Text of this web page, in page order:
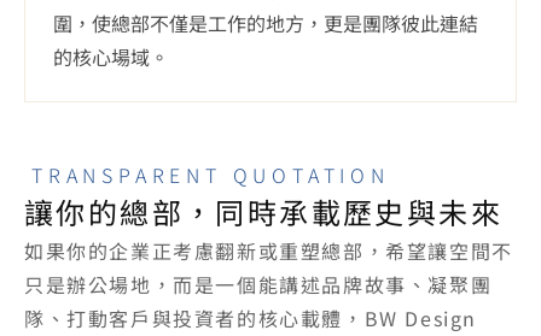
圍，使總部不僅是工作的地方，更是團隊彼此連結
的核心場域。
TRANSPARENT QUOTATION
讓你的總部，同時承載歷史與未來
如果你的企業正考慮翻新或重塑總部，希望讓空間不
只是辦公場地，而是一個能講述品牌故事、凝聚團
隊、打動客戶與投資者的核心載體，BW Design